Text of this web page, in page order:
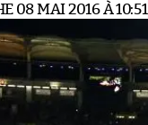
08 MAI 2016 À 10:51